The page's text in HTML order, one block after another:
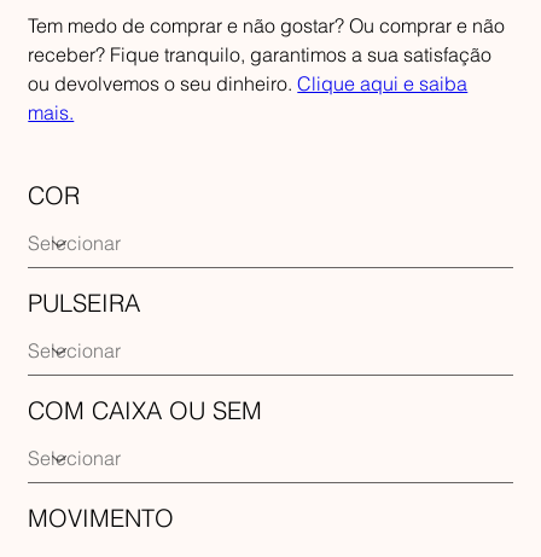
Tem medo de comprar e não gostar? Ou comprar e não
receber? Fique tranquilo, garantimos a sua satisfação
ou devolvemos o seu dinheiro.Clique aqui e saiba
mais.
COR
PULSEIRA
COM CAIXA OU SEM
MOVIMENTO